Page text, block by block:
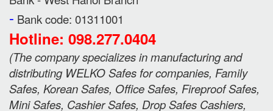
- Bank code: 01311001
Hotline: 098.277.0404
(The company specializes in manufacturing and
distributing WELKO Safes for companies, Family
Safes, Korean Safes, Office Safes, Fireproof Safes,
Mini Safes, Cashier Safes, Drop Safes Cashiers,